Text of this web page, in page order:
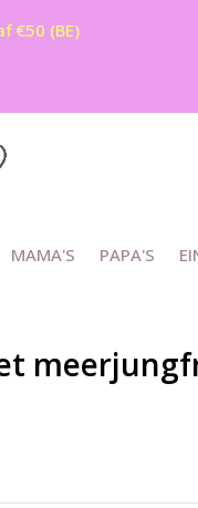
MAMA'S PAPA'S
€50 (BE)